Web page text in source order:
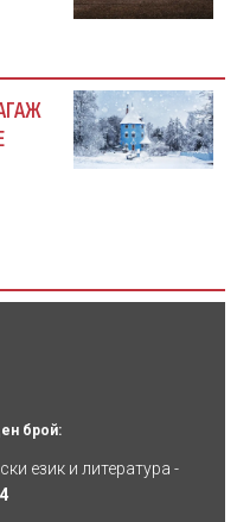
брой:
език и литература -